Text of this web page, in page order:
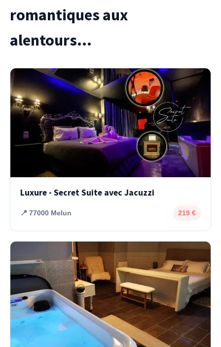
romantiques aux
alentours...
Luxure - Secret Suite avec Jacuzzi
📍 77000 Melun 219 €